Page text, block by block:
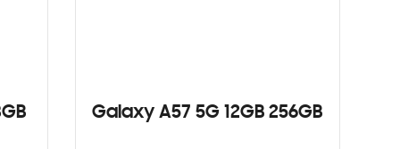
Galaxy A57 5G 12GB 256GB